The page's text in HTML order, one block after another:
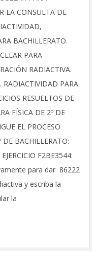
LA CONSULTA DE
BACHILLERATO.
PARA
RADIACTIVA.
RADIACTIVIDAD PARA
RESUELTOS DE
FÍSICA DE 2º DE
EL PROCESO
BACHILLERATO:
F2BE3544:
para dar 86222
y escriba la
la